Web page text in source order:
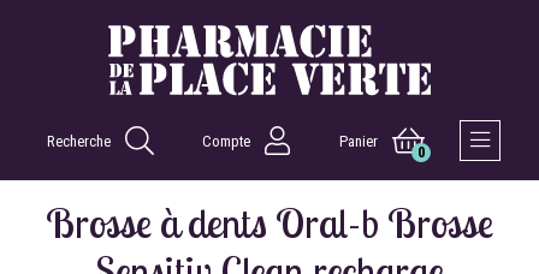
Recherche Compte Panier
0
Brosse à dents Oral-b Brosse